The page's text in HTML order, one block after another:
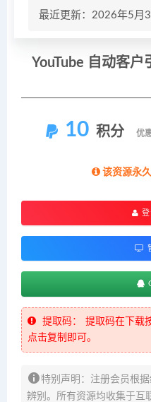
最近更新：2026年5月
10 积分 优
该资源永
提取码：
提取码在下载
点击复制即可。
特别声明：注册会员根
辨别。所有资源均收集于互